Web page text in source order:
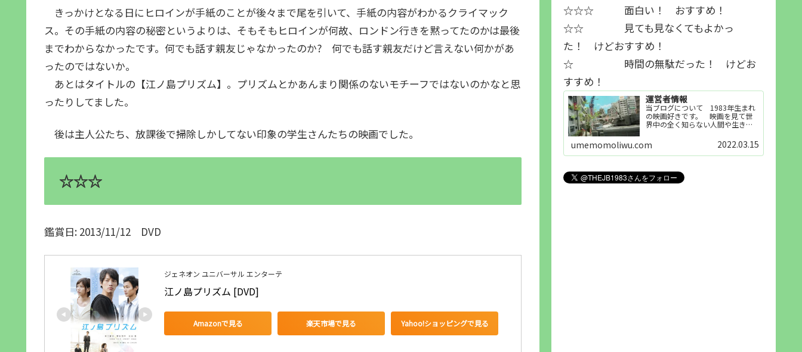
きっかけとなる日にヒロインが手紙のことが後々まで尾を引いて、手紙の内容がわかるクライマック
ス。その手紙の内容の秘密というよりは、そもそもヒロインが何故、ロンドン行きを黙ってたのかは最後
までわからなかったです。何でも話す親友じゃなかったのか? 何でも話す親友だけど言えない何かがあ
ったのではないか。
あとはタイトルの【江ノ島プリズム】。プリズムとかあんまり関係のないモチーフではないのかなと思
ったりしてました。
後は主人公たち、放課後で掃除しかしてない印象の学生さんたちの映画でした。
☆☆☆
鑑賞日: 2013/11/12 DVD
ジェネオン ユニバーサル エンターテ
江ノ島プリズム [DVD]
Amazonで見る 楽天市場で見る Yahoo!ショッピングで見る
☆☆☆ 面白い！ おすすめ！
☆☆ 見ても見なくてもよかっ
た！ けどおすすめ！
☆ 時間の無駄だった！ けどお
すすめ！
運営者情報
当ブログについて 1983年生まれ
の映画好きです。 映画を見て世
界中の全く知らない人間や生き物
世界知らない世界に触れることが
好きで映画を見てます。「映画を
見られれば幸福度を高い」とわか
umemomoliwu.com 2022.03.15